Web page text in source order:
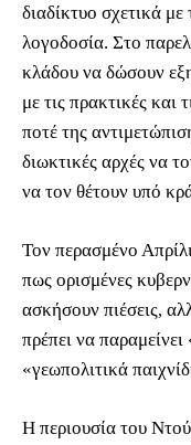
διαδίκτυο σχετικά
λογοδοσία. Στο
κλάδου να δώσουν
με τις πρακτικές και
ποτέ της
διωκτικές αρχές να
να τον θέτουν υπό
Τον περασμένο
πως ορισμένες
ασκήσουν πιέσεις,
πρέπει να
«γεωπολιτικά
Η περιουσία του